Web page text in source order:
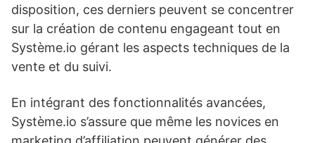
disposition, ces derniers peuvent se concentrer
sur la création de contenu engageant tout en
Système.io gérant les aspects techniques de la
vente et du suivi.
En intégrant des fonctionnalités avancées,
Système.io s’assure que même les novices en